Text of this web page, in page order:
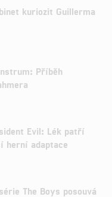
kuriozit Guillerma
Příběh
Evil: Lék patří
herní adaptace
The Boys posouvá